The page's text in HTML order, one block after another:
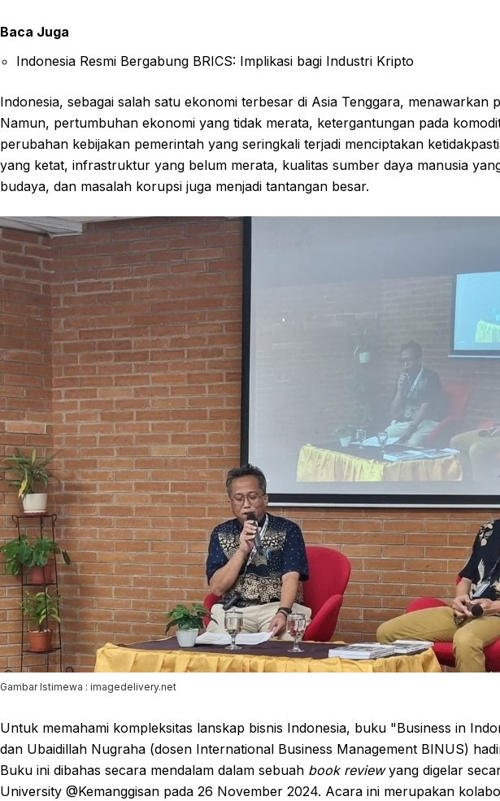
Baca Juga
Indonesia Resmi Bergabung BRICS: Implikasi bagi Industri Kripto
Indonesia, sebagai salah satu ekonomi terbesar di Asia Tenggara, menawarkan
Namun, pertumbuhan ekonomi yang tidak merata, ketergantungan pada
perubahan kebijakan pemerintah yang seringkali terjadi menciptakan
yang ketat, infrastruktur yang belum merata, kualitas sumber daya manusia
budaya, dan masalah korupsi juga menjadi tantangan besar.
Gambar Istimewa : imagedelivery.net
Untuk memahami kompleksitas lanskap bisnis Indonesia, buku "Business in
dan Ubaidillah Nugraha (dosen International Business Management BINUS)
Buku ini dibahas secara mendalam dalam sebuah book reviewyang digelar
University @Kemanggisan pada 26 November 2024. Acara ini merupakan